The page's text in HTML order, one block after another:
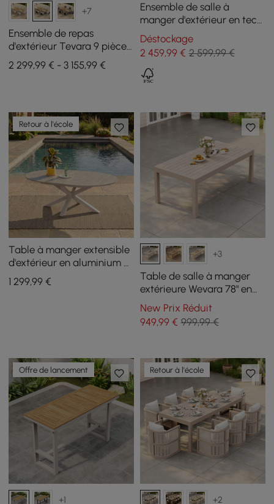
+7
Ensemble de repas
d'extérieur Tevara 9 pièces
rectangulaire en bois et
aluminium pour 8
2 299,99 € - 3 155,99 €
Ensemble de salle à
manger d'extérieur en teck,
7 pièces, table à manger
ronde en bois avec 6
chaises en bois naturel
Déstockage
2 459,99€ 2 599,99 €
Retour à l'école
Table à manger extensible
d'extérieur en aluminium et
pierre frittée couleur sable
1 299,99 €
+3
Table de salle à manger
extérieure Wevara 78" en
aluminium à lattes finition
sable, couleur sable
New Prix Réduit
949,99€ 999,99 €
Offre de lancement
+1
Retour à l'école
+2